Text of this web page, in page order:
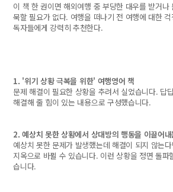
이 책 한 권이면 해외여행 중 부당한 대우를 받거나
묵할 필요가 없다. 여행을 떠나기 전 여행에 대한
독자들에게 강력히 추천한다.
1. '위기 상황 극복을 위한' 여행영어 책
문제 해결이 필요한 상황을 추려서 실었습니다. 답
해결해 줄 힘이 있는 내용으로 구성했습니다.
2. 예상치 못한 상황에서 상대방의 행동을 이끌어
예상치 못한 문제가 발생했는데 해결이 되지 않는
지옥으로 바뀔 수 있습니다. 이런 상황을 정면 돌파
습니다.